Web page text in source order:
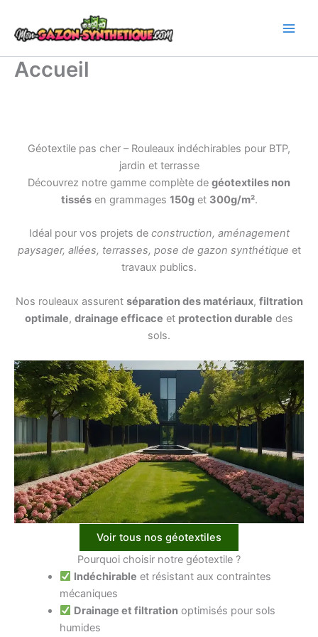
contenu
Accueil
Géotextile pas cher – Rouleaux indéchirables pour BTP,
jardin et terrasse
Découvrez notre gamme complète de géotextiles non
tissésen grammages 150get 300g/m².
Idéal pour vos projets de construction, aménagement
paysager, allées, terrasses, pose de gazon synthétique et
travaux publics.
Nos rouleaux assurent séparation des matériaux, filtration
optimale, drainage efficace et protection durable des
sols.
Voir tous nos géotextiles
Pourquoi choisir notre géotextile ?
Indéchirable et résistant aux contraintes
mécaniques
Drainage et filtration optimisés pour sols
humides